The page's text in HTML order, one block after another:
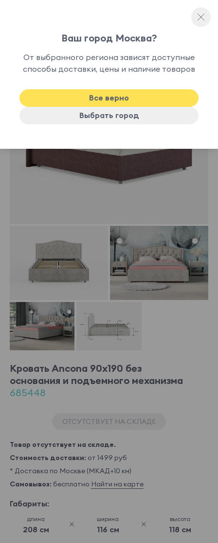
наличии
Кровать Ancona 90x190 без
основания и подъемного механизма
685448
ОТСУТСТВУЕТ НА СКЛАДЕ
Товар отсутствует на складе.
Стоимость доставки: от 1499 руб
* Доставка по Москве (МКАД+10 км)
Самовывоз: бесплатно Найти на карте
Габариты:
длина
208 см
ширина
116 см
высота
118 см
Ваш город Москва?
От выбранного региона зависят доступные
способы доставки, цены и наличие товаров
Все верно
Выбрать город